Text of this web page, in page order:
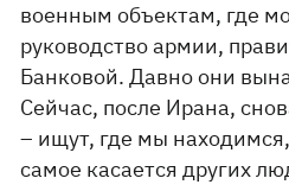
военным объектам, где
руководство армии,
Банковой. Давно они
Сейчас, после Ирана,
– ищут, где мы
самое касается других